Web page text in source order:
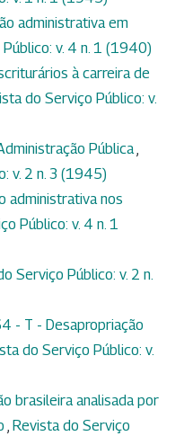
administrativa em
v. 4 n. 1 (1940)
à carreira de
do Serviço Público: v.
Pública,
v. 2 n. 3 (1945)
administrativa nos
Público: v. 4 n. 1
Serviço Público: v. 2 n.
- T - Desapropriação
do Serviço Público: v.
brasileira analisada por
, Revista do Serviço